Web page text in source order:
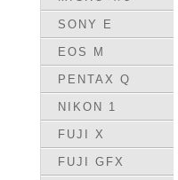
SONY E
EOS M
PENTAX Q
NIKON 1
FUJI X
FUJI GFX